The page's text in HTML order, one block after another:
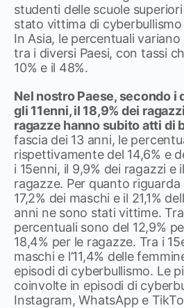
studenti delle scuole
stato vittima di cyberbullismo
In Asia, le percentuali
tra i diversi Paesi, con tassi
10% e il 48%.
Nel nostro Paese, secondo i
gli 11enni, il 18,9% dei
ragazze hanno subito atti di
fascia dei 13 anni, le
rispettivamente del 14,6% e
i 15enni, il 9,9% dei ragazzi e
ragazze. Per quanto riguarda
17,2% dei maschi e il 21,1%
anni ne sono stati vittime.
percentuali sono del 12,9%
18,4% per le ragazze. Tra i
maschi e l’11,4% delle
episodi di cyberbullismo. Le
coinvolte in episodi di
Instagram, WhatsApp e